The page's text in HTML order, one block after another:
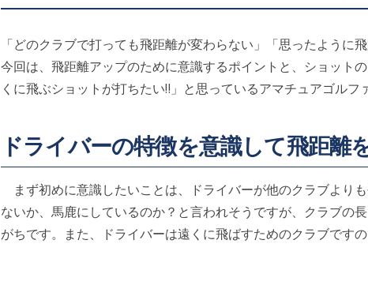
「どのクラブで打っても飛距離が変わらない」「思ったように
今回は、飛距離アップのために意識するポイントと、ショット
くに飛ぶショットが打ちたい‼︎」と思っているアマチュアゴルフ
ドライバーの特徴を意識して飛距離
まず初めに意識したいことは、ドライバーが他のクラブより
ないか、馬鹿にしているのか？と言われそうですが、クラブの
がちです。また、ドライバーは遠くに飛ばすためのクラブです